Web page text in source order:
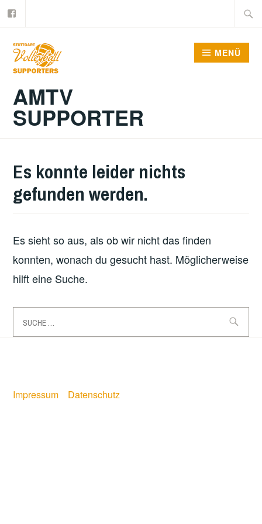
Zum
springen
Suche
AMTV
SUPPORTER
MENÜ
Es konnte leider nichts
gefunden werden.
Es sieht so aus, als ob wir nicht das finden
konnten, wonach du gesucht hast. Möglicherweise
hilft eine Suche.
Suche
nach:
Impressum Datenschutz